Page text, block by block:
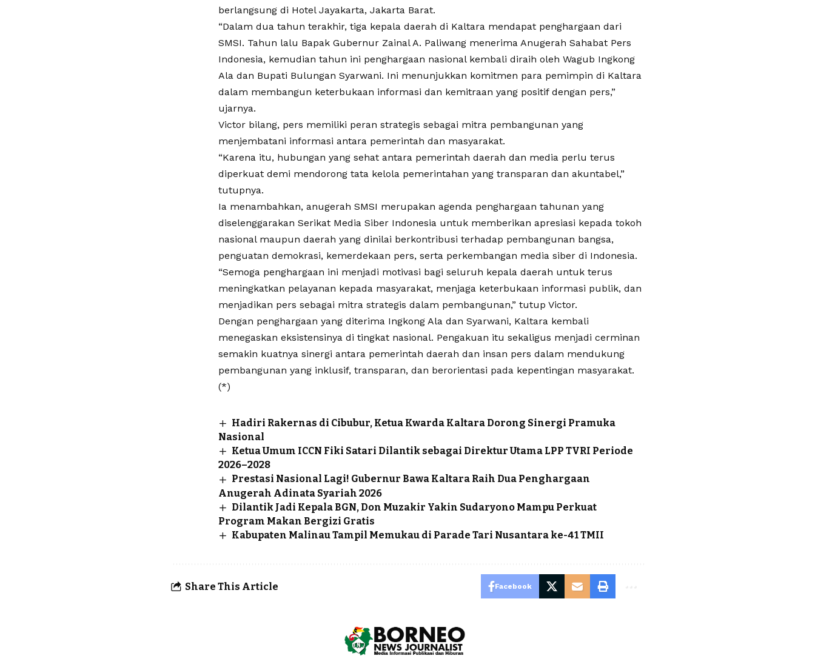
berlangsung di Hotel Jayakarta, Jakarta Barat.
“Dalam dua tahun terakhir, tiga kepala daerah di Kaltara mendapat penghargaan dari
SMSI. Tahun lalu Bapak Gubernur Zainal A. Paliwang menerima Anugerah Sahabat Pers
Indonesia, kemudian tahun ini penghargaan nasional kembali diraih oleh Wagub Ingkong
Ala dan Bupati Bulungan Syarwani. Ini menunjukkan komitmen para pemimpin di Kaltara
dalam membangun keterbukaan informasi dan kemitraan yang positif dengan pers,”
ujarnya.
Victor bilang, pers memiliki peran strategis sebagai mitra pembangunan yang
menjembatani informasi antara pemerintah dan masyarakat.
“Karena itu, hubungan yang sehat antara pemerintah daerah dan media perlu terus
diperkuat demi mendorong tata kelola pemerintahan yang transparan dan akuntabel,”
tutupnya.
Ia menambahkan, anugerah SMSI merupakan agenda penghargaan tahunan yang
diselenggarakan Serikat Media Siber Indonesia untuk memberikan apresiasi kepada tokoh
nasional maupun daerah yang dinilai berkontribusi terhadap pembangunan bangsa,
penguatan demokrasi, kemerdekaan pers, serta perkembangan media siber di Indonesia.
“Semoga penghargaan ini menjadi motivasi bagi seluruh kepala daerah untuk terus
meningkatkan pelayanan kepada masyarakat, menjaga keterbukaan informasi publik, dan
menjadikan pers sebagai mitra strategis dalam pembangunan,” tutup Victor.
Dengan penghargaan yang diterima Ingkong Ala dan Syarwani, Kaltara kembali
menegaskan eksistensinya di tingkat nasional. Pengakuan itu sekaligus menjadi cerminan
semakin kuatnya sinergi antara pemerintah daerah dan insan pers dalam mendukung
pembangunan yang inklusif, transparan, dan berorientasi pada kepentingan masyarakat.
(*)
Hadiri Rakernas di Cibubur, Ketua Kwarda Kaltara Dorong Sinergi Pramuka
Nasional
Ketua Umum ICCN Fiki Satari Dilantik sebagai Direktur Utama LPP TVRI Periode
2026–2028
Prestasi Nasional Lagi! Gubernur Bawa Kaltara Raih Dua Penghargaan
Anugerah Adinata Syariah 2026
Dilantik Jadi Kepala BGN, Don Muzakir Yakin Sudaryono Mampu Perkuat
Program Makan Bergizi Gratis
Kabupaten Malinau Tampil Memukau di Parade Tari Nusantara ke-41 TMII
Share This Article Facebook